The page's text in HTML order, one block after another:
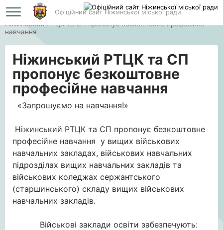
Офіційний сайт Ніжинської міської ради
Головна
Ніжинський РТЦК та СП пропонує безкоштовне професійне
навчання
Ніжинський РТЦК та СП
пропонує безкоштовне
професійне навчання
«Запрошуємо на навчання!»
Ніжинський РТЦК та СП пропонує безкоштовне
професійне навчання у вищих військових
навчальних закладах, військових навчальних
підрозділах вищих навчальних закладів та
військових коледжах сержантського
(старшинського) складу вищих військових
навчальних закладів.
Військові заклади освіти забезпечують: